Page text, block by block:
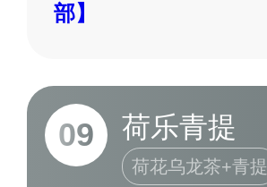
部】
09 荷乐青提
荷花乌龙茶+青提